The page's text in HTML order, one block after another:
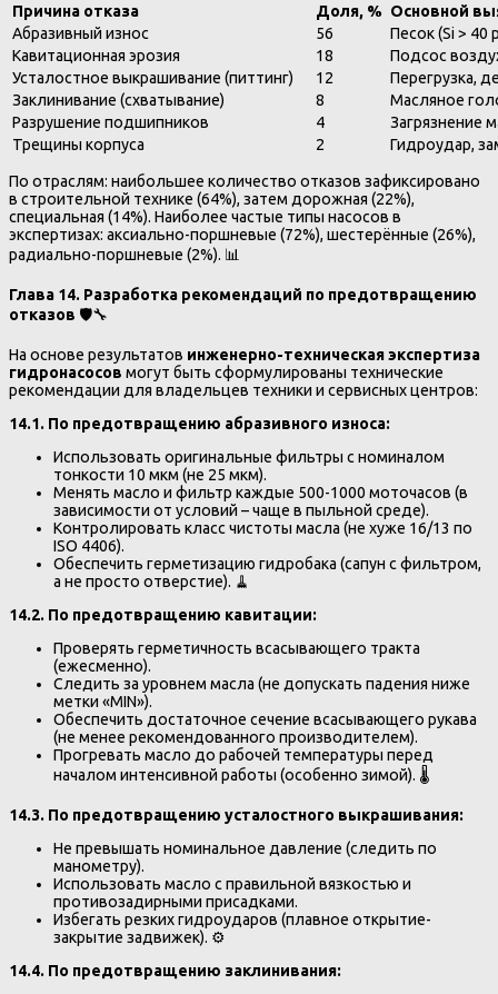
Причина отказа Доля, % Основной
Абразивный износ
56
Песок (Si > 40
Кавитационная эрозия
18
Подсос
Усталостное выкрашивание (питтинг)
12
Перегрузка,
Заклинивание (схватывание)
8
Масляное
Разрушение подшипников
4
Загрязнение
Трещины корпуса
2 Гидроудар,
По отраслям: наибольшее количество отказов зафиксировано
в строительной технике (64%), затем дорожная (22%),
специальная (14%). Наиболее частые типы насосов в
экспертизах: аксиально-поршневые (72%), шестерённые (26%),
радиально-поршневые (2%). 📊
Глава 14. Разработка рекомендаций по предотвращению
отказов 🛡️🔧
На основе результатов инженерно-техническая экспертиза
гидронасосов могут быть сформулированы технические
рекомендации для владельцев техники и сервисных центров:
14.1. По предотвращению абразивного износа:
Использовать оригинальные фильтры с номиналом
тонкости 10 мкм (не 25 мкм).
Менять масло и фильтр каждые 500-1000 моточасов (в
зависимости от условий – чаще в пыльной среде).
Контролировать класс чистоты масла (не хуже 16/13 по
ISO 4406).
Обеспечить герметизацию гидробака (сапун с фильтром,
а не просто отверстие). 🧹
14.2. По предотвращению кавитации:
Проверять герметичность всасывающего тракта
(ежесменно).
Следить за уровнем масла (не допускать падения ниже
метки «MIN»).
Обеспечить достаточное сечение всасывающего рукава
(не менее рекомендованного производителем).
Прогревать масло до рабочей температуры перед
началом интенсивной работы (особенно зимой). 🌡️
14.3. По предотвращению усталостного выкрашивания:
Не превышать номинальное давление (следить по
манометру).
Использовать масло с правильной вязкостью и
противозадирными присадками.
Избегать резких гидроударов (плавное открытие-
закрытие задвижек). ⚙️
14.4. По предотвращению заклинивания: